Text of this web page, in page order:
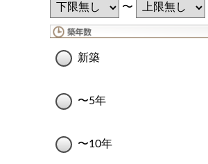
〜
新築
〜5年
〜10年